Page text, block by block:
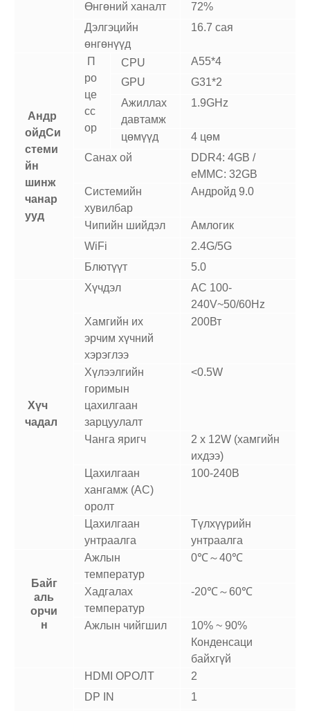
Өнгөний ханалт
72%
Дэлгэцийн
өнгөнүүд
16.7 сая
Андр
ойдСи
стеми
йн
шинж
чанар
ууд
П
ро
це
сс
ор
CPU
A55*4
GPU
G31*2
Ажиллах
давтамж
1.9GHz
цөмүүд
4 цөм
Санах ой
DDR4: 4GB /
eMMC: 32GB
Системийн
хувилбар
Андройд 9.0
Чипийн шийдэл
Амлогик
WiFi
2.4G/5G
Блютүүт
5.0
Хүч
чадал
Хүчдэл
АС 100-
240V~50/60Hz
Хамгийн их
эрчим хүчний
хэрэглээ
200Вт
Хүлээлгийн
горимын
цахилгаан
зарцуулалт
<0.5W
Чанга яригч
2 x 12W (хамгийн
ихдээ)
Цахилгаан
хангамж (AC)
оролт
100-240В
Цахилгаан
унтраалга
Түлхүүрийн
унтраалга
Байг
аль
орчи
н
Ажлын
температур
0℃～40℃
Хадгалах
температур
-20℃～60℃
Ажлын чийгшил
10% ~ 90%
Конденсаци
байхгүй
HDMI ОРОЛТ
2
DP IN
1